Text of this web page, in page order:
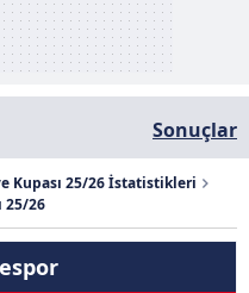
Sonuçlar
Kupası 25/26 İstatistikleri
25/26